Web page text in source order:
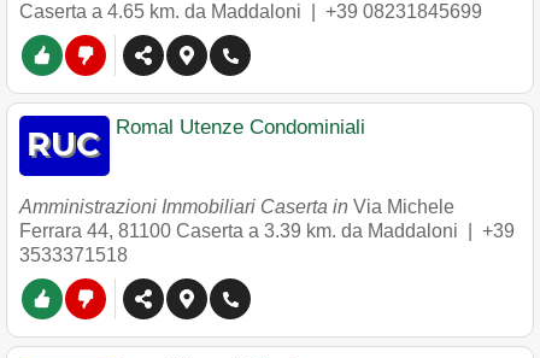
Caserta a 4.65 km. da Maddaloni | +39 08231845699
Romal Utenze Condominiali
Amministrazioni Immobiliari Caserta in Via Michele
Ferrara 44, 81100 Caserta a 3.39 km. da Maddaloni | +39
3533371518